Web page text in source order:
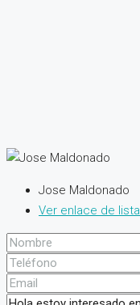
Jose Maldonado
Ver enlace de